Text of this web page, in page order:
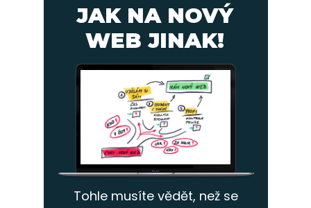
JAK NA NOVÝ
WEB JINAK!
Tohle musíte vědět, než se